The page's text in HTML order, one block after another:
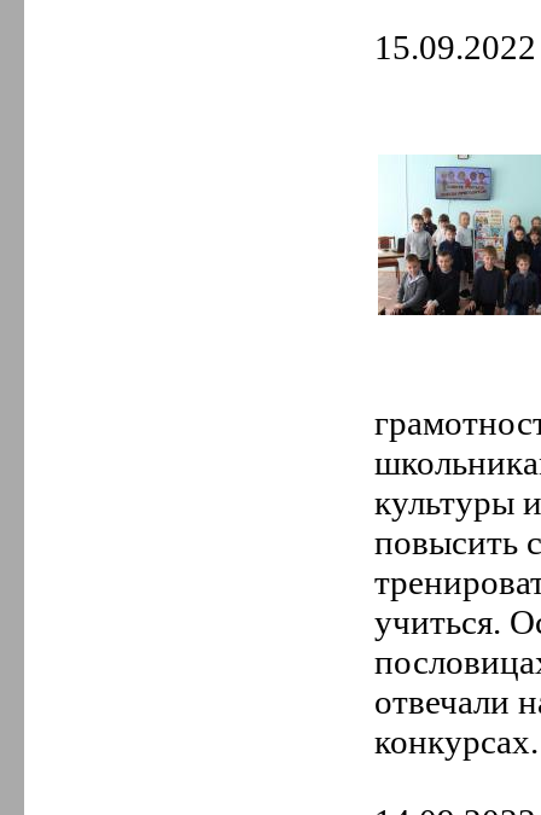
15.09.2022
культуры
повысить
учиться.
отвечали